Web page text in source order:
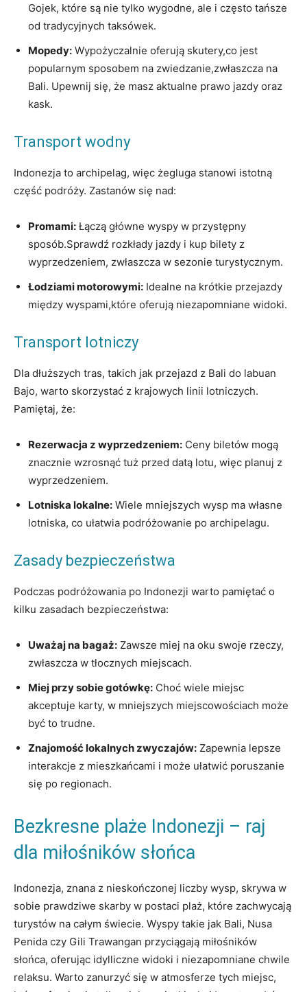
Gojek, które są ‍nie tylko wygodne, ale i często tańsze
od tradycyjnych taksówek.
Mopedy: Wypożyczalnie oferują⁤ skutery,co jest ​
popularnym ‍sposobem ⁢na zwiedzanie,zwłaszcza na
Bali. Upewnij się, że masz aktualne prawo⁣ jazdy oraz
kask.
Transport ‍wodny
Indonezja to archipelag, więc żegluga stanowi istotną⁢
część podróży. Zastanów się nad:
Promami: Łączą główne wyspy w przystępny
sposób.Sprawdź rozkłady jazdy ⁣i kup‌ bilety ‍z
wyprzedzeniem, zwłaszcza⁣ w⁣ sezonie turystycznym.
Łodziami⁣ motorowymi: Idealne na‍ krótkie przejazdy
‌między wyspami,które oferują niezapomniane ‍widoki.
Transport lotniczy
Dla dłuższych tras, takich jak przejazd z Bali do labuan
Bajo, warto skorzystać z krajowych linii lotniczych.
Pamiętaj, że:
Rezerwacja⁣ z wyprzedzeniem: Ceny biletów mogą
znacznie⁣ wzrosnąć ⁢tuż przed datą‌ lotu, więc planuj ⁤z
wyprzedzeniem.
Lotniska lokalne: Wiele mniejszych ⁣wysp ‌ma własne
lotniska, ⁢co ułatwia podróżowanie po archipelagu.
Zasady bezpieczeństwa
Podczas podróżowania po Indonezji warto pamiętać‌ o
kilku zasadach bezpieczeństwa:
Uważaj na⁤ bagaż: Zawsze miej na oku swoje rzeczy,
zwłaszcza w tłocznych miejscach.
Miej przy sobie gotówkę: Choć wiele miejsc
akceptuje karty, ‍w mniejszych miejscowościach może
być ⁣to trudne.
Znajomość lokalnych zwyczajów: Zapewnia lepsze
interakcje z​ mieszkańcami i ‌może ułatwić poruszanie
się po regionach.
Bezkresne plaże Indonezji‍ – raj
dla miłośników​ słońca
Indonezja, znana z nieskończonej​ liczby wysp, skrywa w ​
sobie prawdziwe skarby w⁢ postaci plaż,‌ które zachwycają
turystów na całym świecie. Wyspy ⁣takie jak Bali, Nusa⁢
Penida czy Gili Trawangan przyciągają miłośników⁤
słońca, oferując idylliczne widoki‍ i‍ niezapomniane chwile
relaksu.‍ Warto zanurzyć się w atmosferze ‌tych miejsc,